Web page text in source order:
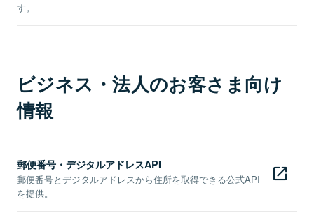
す。
ビジネス・法人のお客さま向け
情報
郵便番号・デジタルアドレスAPI
郵便番号とデジタルアドレスから住所を取得できる公式API
を提供。